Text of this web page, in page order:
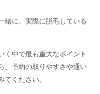
緒に、実際に脱毛している
く中で最も重大なポイント
、予約の取りやすさや通い
ください。